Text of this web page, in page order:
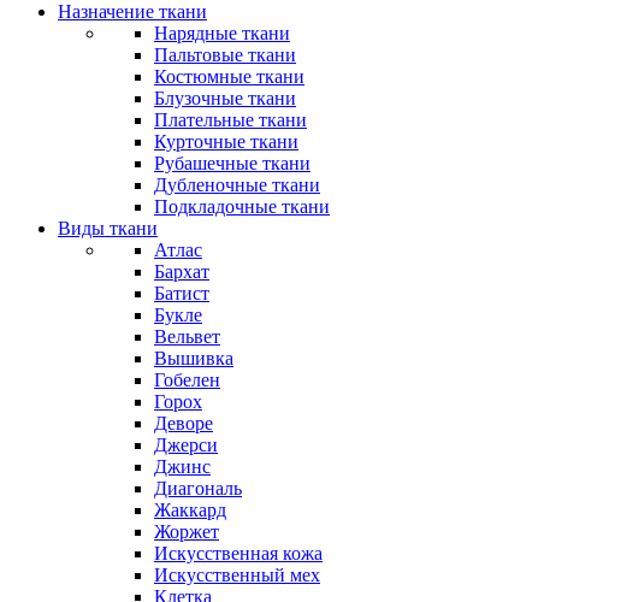
Назначение ткани
Нарядные ткани
Пальтовые ткани
Костюмные ткани
Блузочные ткани
Плательные ткани
Курточные ткани
Рубашечные ткани
Дубленочные ткани
Подкладочные ткани
Виды ткани
Атлас
Бархат
Батист
Букле
Вельвет
Вышивка
Гобелен
Горох
Деворе
Джерси
Джинс
Диагональ
Жаккард
Жоржет
Искусственная кожа
Искусственный мех
Клетка